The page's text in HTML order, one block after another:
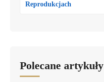
Reprodukcjach
Polecane artykuły